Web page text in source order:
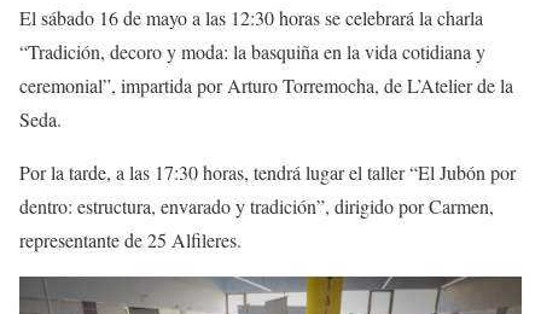
El sábado 16 de mayo a las 12:30 horas se celebrará la charla
“Tradición, decoro y moda: la basquiña en la vida cotidiana y
ceremonial”, impartida por Arturo Torremocha, de L’Atelier de la
Seda.
Por la tarde, a las 17:30 horas, tendrá lugar el taller “El Jubón por
dentro: estructura, envarado y tradición”, dirigido por Carmen,
representante de 25 Alfileres.